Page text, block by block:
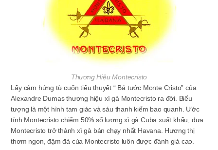
Thương Hiệu Montecristo
Lấy cảm hứng từ cuốn tiểu thuyết “ Bá tước Monte Cristo” của
Alexandre Dumas thương hiệu xì gà Montecristo ra đời. Biểu
tượng là một hình tam giác và sáu thanh kiếm bao quanh. Ước
tính Montecristo chiếm 50% số lượng xì gà Cuba xuất khẩu, đưa
Montecristo trở thành xì gà bán chạy nhất Havana. Hương thị
thơm ngon, đậm đà của Montecristo luôn được đánh giá cao.